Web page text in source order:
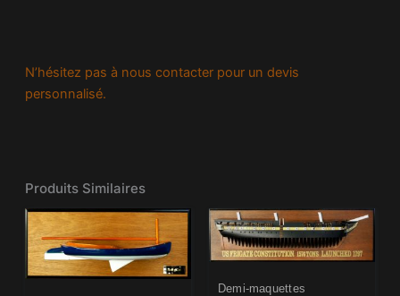
N’hésitez pas à nous contacter pour un devis
personnalisé.
Produits Similaires
Demi-maquettes